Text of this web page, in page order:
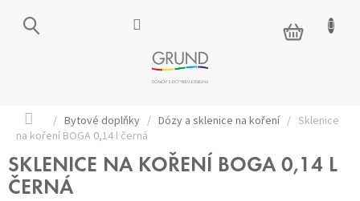
NÁKUPNÍ
KOŠÍK
Domů
/ Bytové doplňky / Dózy a sklenice na koření / Sklenice
na koření BOGA 0,14 l černá
SKLENICE NA KOŘENÍ BOGA 0,14 L
ČERNÁ